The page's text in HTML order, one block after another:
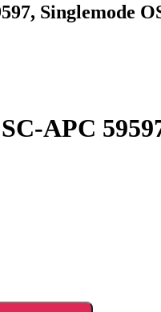
Singlemode
APC